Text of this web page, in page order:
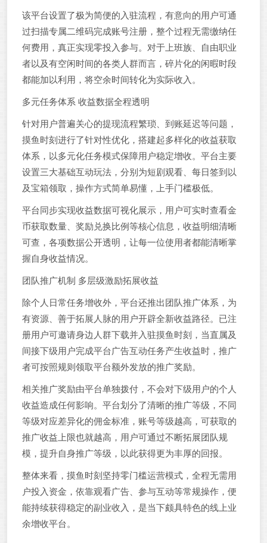
该平台设置了极为简便的入驻流程，有意向的用户可通
过扫描专属二维码完成账号注册，整个过程无需缴纳任
何费用，真正实现零投入参与。对于上班族、自由职业
者以及有空闲时间的各类人群而言，碎片化的闲暇时段
都能加以利用，将空余时间转化为实际收入。
多元任务体系 收益数据全程透明
针对用户普遍关心的提现流程繁琐、到账延迟等问题，
摸鱼时刻进行了针对性优化，搭建起多样化的收益获取
体系，以多元化任务模式保障用户稳定增收。平台主要
设置三大基础互动玩法，分别为短剧观看、每日签到以
及宝箱领取，操作方式简单易懂，上手门槛极低。
平台同步实现收益数据可视化展示，用户可实时查看金
币获取数量、奖励兑换比例等核心信息，收益明细清晰
可查，各项数据公开透明，让每一位使用者都能清晰掌
握自身收益情况。
团队推广机制 多层级激励拓展收益
除个人日常任务增收外，平台还推出团队推广体系，为
有资源、善于拓展人脉的用户开辟全新收益路径。已注
册用户可邀请身边人群下载并入驻摸鱼时刻，当直属及
间接下级用户完成平台广告互动任务产生收益时，推广
者可按照规则领取平台额外发放的推广奖励。
相关推广奖励由平台单独拨付，不会对下级用户的个人
收益造成任何影响。平台划分了清晰的推广等级，不同
等级对应差异化的佣金标准，账号等级越高，可获取的
推广收益上限也就越高，用户可通过不断拓展团队规
模，提升自身推广等级，以此获得更为丰厚的回报。
整体来看，摸鱼时刻坚持零门槛运营模式，全程无需用
户投入资金，依靠观看广告、参与互动等常规操作，便
能持续获得稳定的副业收入，是当下颇具特色的线上业
余增收平台。